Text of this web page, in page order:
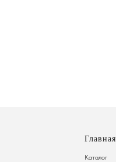
Главная
Каталог